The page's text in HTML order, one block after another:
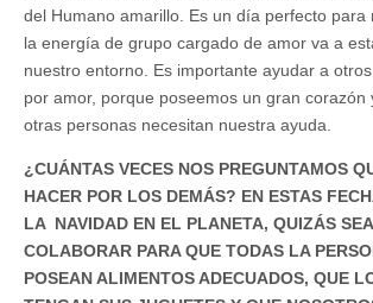
del Humano amarillo. Es un día perfecto para
la energía de grupo cargado de amor va a
nuestro entorno. Es importante ayudar a
por amor, porque poseemos un gran corazón
otras personas necesitan nuestra ayuda.
¿CUÁNTAS VECES NOS PREGUNTAMOS
HACER POR LOS DEMÁS? EN ESTAS
LA NAVIDAD EN EL PLANETA, QUIZÁS
COLABORAR PARA QUE TODAS LA
POSEAN ALIMENTOS ADECUADOS, QUE